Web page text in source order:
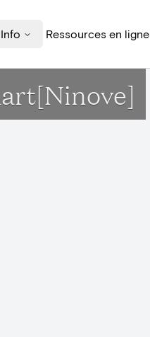
Info Ressources en ligne